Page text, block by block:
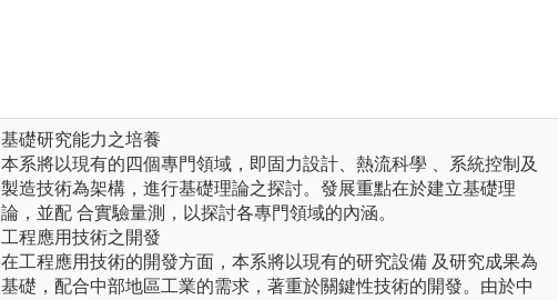
基礎研究能力之培養
本系將以現有的四個專門領域，即固力設計、熱流科學 、系統控制及
製造技術為架構，進行基礎理論之探討。發展重點在於建立基礎理
論，並配 合實驗量測，以探討各專門領域的內涵。
工程應用技術之開發
在工程應用技術的開發方面，本系將以現有的研究設備 及研究成果為
基礎，配合中部地區工業的需求，著重於關鍵性技術的開發。由於中